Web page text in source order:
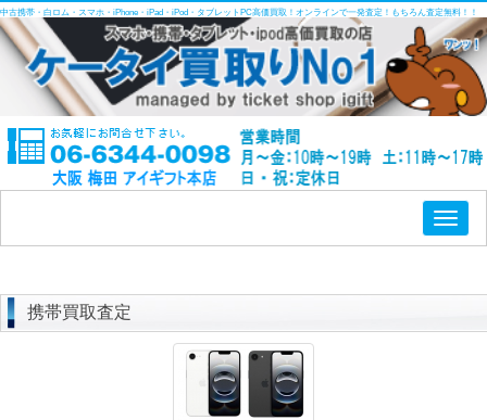
中古携帯・白ロム・スマホ・iPhone・iPad・iPod・タブレットPC高価買取！オンラインで一発査定！もちろん査定無料！！
携帯買取査定